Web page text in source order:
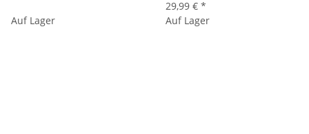
29,99 € *
Auf Lager
Auf Lager